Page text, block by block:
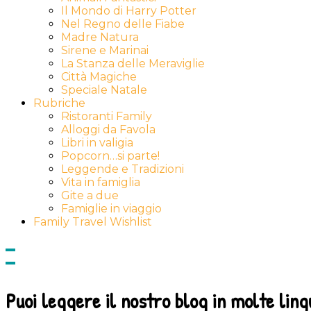
Il Mondo di Harry Potter
Nel Regno delle Fiabe
Madre Natura
Sirene e Marinai
La Stanza delle Meraviglie
Città Magiche
Speciale Natale
Rubriche
Ristoranti Family
Alloggi da Favola
Libri in valigia
Popcorn…si parte!
Leggende e Tradizioni
Vita in famiglia
Gite a due
Famiglie in viaggio
Family Travel Wishlist
Show
side
Hide
Puoi leggere il nostro blog in molte